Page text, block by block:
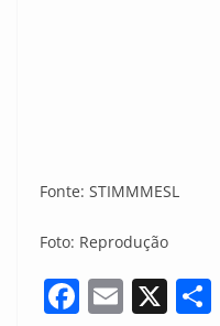
Fonte: STIMMMESL
Foto: Reprodução
F E X